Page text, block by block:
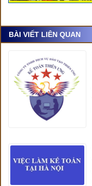
BÀI VIẾT LIÊN QUAN